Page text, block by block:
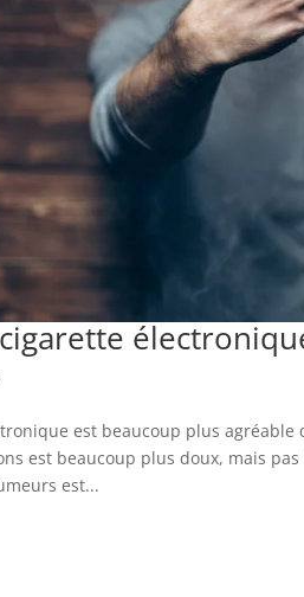
est beaucoup plus
est beaucoup plus doux, mais
est...